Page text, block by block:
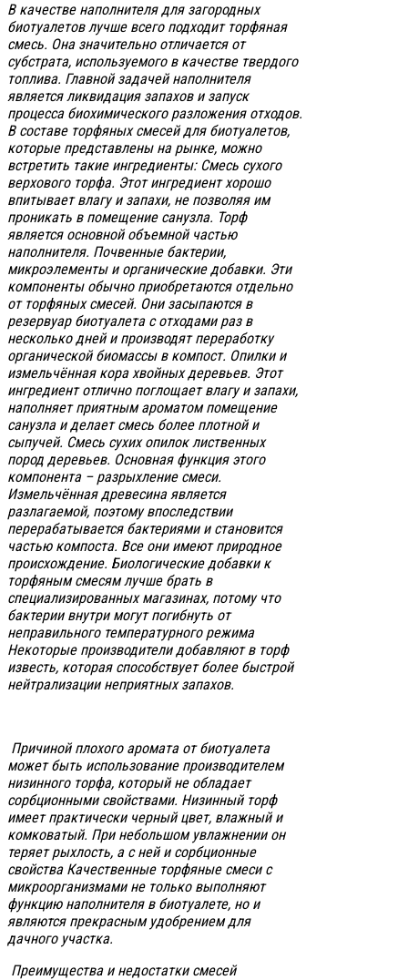
В качестве наполнителя для загородных
биотуалетов лучше всего подходит торфяная
смесь. Она значительно отличается от
субстрата, используемого в качестве твердого
топлива. Главной задачей наполнителя
является ликвидация запахов и запуск
процесса биохимического разложения отходов.
В составе торфяных смесей для биотуалетов,
которые представлены на рынке, можно
встретить такие ингредиенты: Смесь сухого
верхового торфа. Этот ингредиент хорошо
впитывает влагу и запахи, не позволяя им
проникать в помещение санузла. Торф
является основной объемной частью
наполнителя. Почвенные бактерии,
микроэлементы и органические добавки. Эти
компоненты обычно приобретаются отдельно
от торфяных смесей. Они засыпаются в
резервуар биотуалета с отходами раз в
несколько дней и производят переработку
органической биомассы в компост. Опилки и
измельчённая кора хвойных деревьев. Этот
ингредиент отлично поглощает влагу и запахи,
наполняет приятным ароматом помещение
санузла и делает смесь более плотной и
сыпучей. Смесь сухих опилок лиственных
пород деревьев. Основная функция этого
компонента – разрыхление смеси.
Измельчённая древесина является
разлагаемой, поэтому впоследствии
перерабатывается бактериями и становится
частью компоста. Все они имеют природное
происхождение. Биологические добавки к
торфяным смесям лучше брать в
специализированных магазинах, потому что
бактерии внутри могут погибнуть от
неправильного температурного режима
Некоторые производители добавляют в торф
известь, которая способствует более быстрой
нейтрализации неприятных запахов.
Причиной плохого аромата от биотуалета
может быть использование производителем
низинного торфа, который не обладает
сорбционными свойствами. Низинный торф
имеет практически черный цвет, влажный и
комковатый. При небольшом увлажнении он
теряет рыхлость, а с ней и сорбционные
свойства Качественные торфяные смеси с
микроорганизмами не только выполняют
функцию наполнителя в биотуалете, но и
являются прекрасным удобрением для
дачного участка.
Преимущества и недостатки смесей